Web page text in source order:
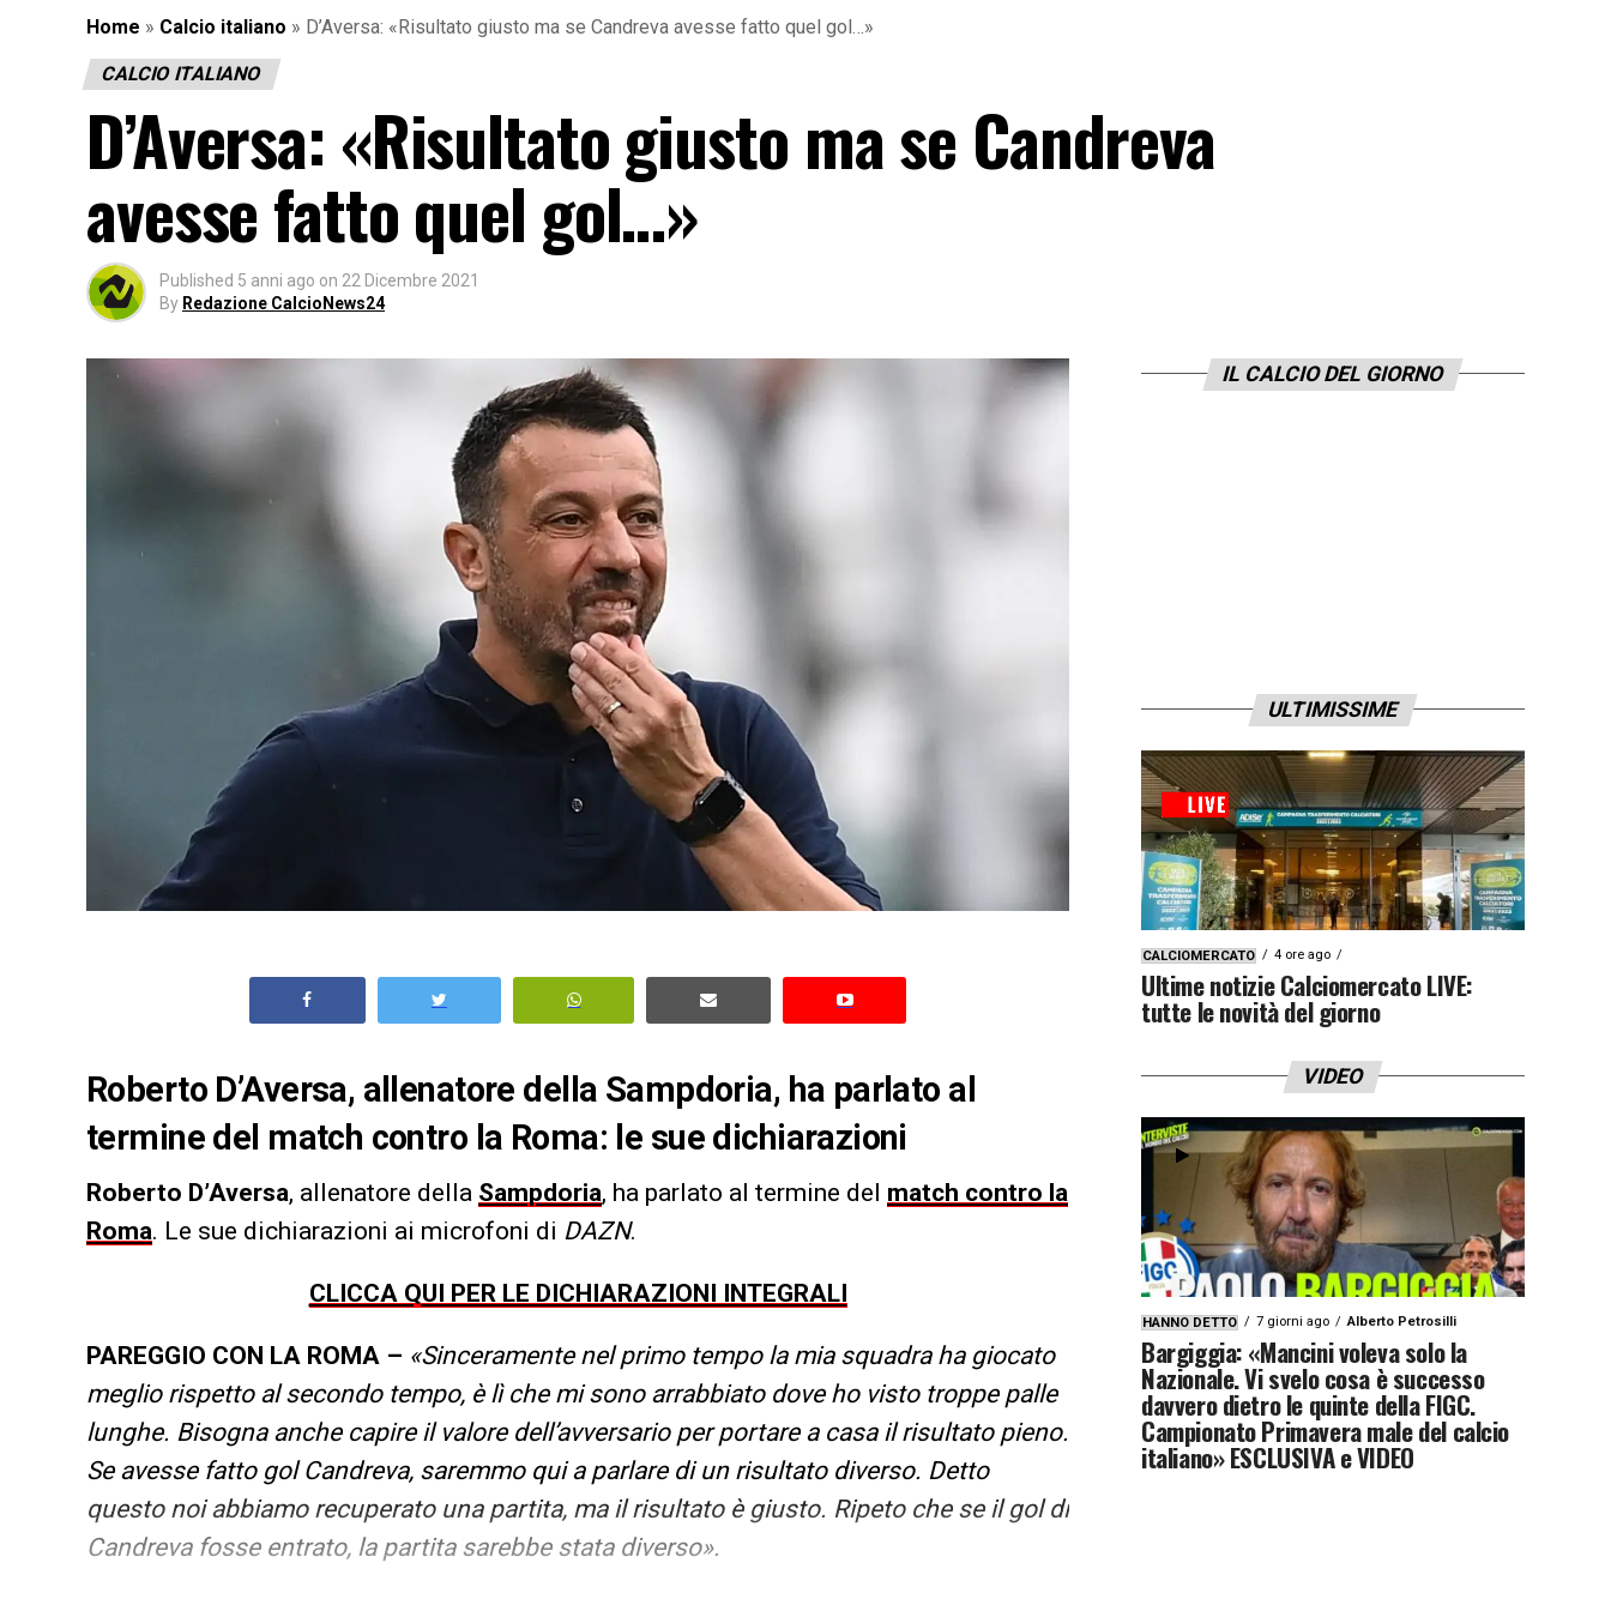
Home » Calcio italiano » D’Aversa: «Risultato giusto ma se Candreva avesse fatto quel gol…»
CALCIO ITALIANO
D’Aversa: «Risultato giusto ma se Candreva
avesse fatto quel gol…»
Published 5 anni ago on 22 Dicembre 2021
By Redazione CalcioNews24
Roberto D’Aversa, allenatore della Sampdoria, ha parlato al
termine del match contro la Roma: le sue dichiarazioni
Roberto D’Aversa, allenatore della Sampdoria, ha parlato al termine del match contro la
Roma. Le sue dichiarazioni ai microfoni di DAZN.
CLICCA QUI PER LE DICHIARAZIONI INTEGRALI
PAREGGIO CON LA ROMA – «Sinceramente nel primo tempo la mia squadra ha giocato
meglio rispetto al secondo tempo, è lì che mi sono arrabbiato dove ho visto troppe palle
lunghe. Bisogna anche capire il valore dell’avversario per portare a casa il risultato pieno.
Se avesse fatto gol Candreva, saremmo qui a parlare di un risultato diverso. Detto
questo noi abbiamo recuperato una partita, ma il risultato è giusto. Ripeto che se il gol di
Candreva fosse entrato, la partita sarebbe stata diverso».
IL CALCIO DEL GIORNO
ULTIMISSIME
CALCIOMERCATO 4 ore ago
Ultime notizie Calciomercato LIVE:
tutte le novità del giorno
VIDEO
HANNO DETTO 7 giorni ago Alberto Petrosilli
Bargiggia: «Mancini voleva solo la
Nazionale. Vi svelo cosa è successo
davvero dietro le quinte della FIGC.
Campionato Primavera male del calcio
italiano» ESCLUSIVA e VIDEO